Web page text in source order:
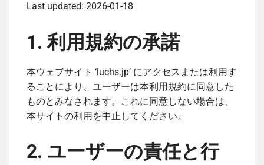
Last updated: 2026-01-18
1. 利用規約の承諾
本ウェブサイト ‘luchs.jp’ にアクセスまたは利用す
ることにより、ユーザーは本利用規約に同意した
ものとみなされます。これに同意しない場合は、
本サイトの利用を中止してください。
2. ユーザーの責任と行